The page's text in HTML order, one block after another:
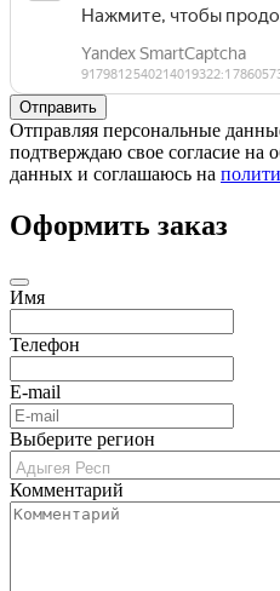
Отправляя персональные
подтверждаю свое согласие на
данных и соглашаюсь на
Оформить заказ
Имя
Телефон
E-mail
Выберите регион
Комментарий